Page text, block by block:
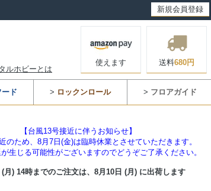
新規会員登録
ルホビーとは
使えます 送料680円
ド > ロックンロール > フロアガイド
【台風13号接近に伴うお知らせ】
のため、8月7日(金)は臨時休業とさせていただきます。
生じる可能性がございますのでどうぞご了承ください。
月) 14時までのご注文は、 8月10日 (月) に出荷します